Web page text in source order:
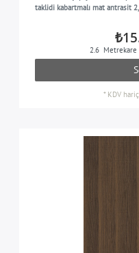
taklidi kabartmalı mat antrasit
2.6 Metrekare
* KDV hariç